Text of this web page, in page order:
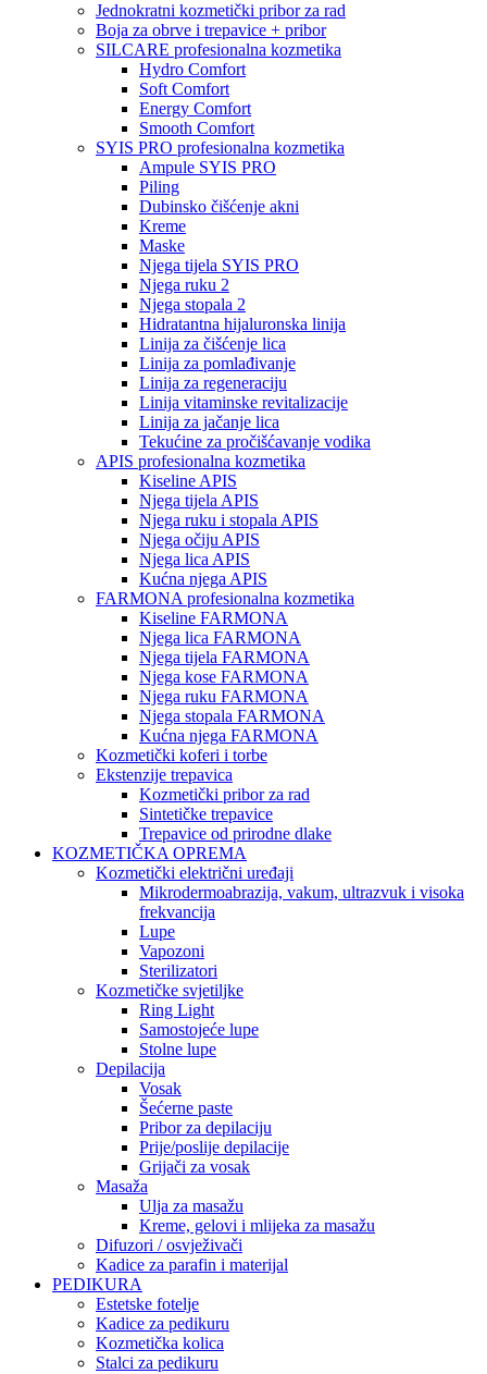
Jednokratni kozmetički pribor za rad
Boja za obrve i trepavice + pribor
SILCARE profesionalna kozmetika
Hydro Comfort
Soft Comfort
Energy Comfort
Smooth Comfort
SYIS PRO profesionalna kozmetika
Ampule SYIS PRO
Piling
Dubinsko čišćenje akni
Kreme
Maske
Njega tijela SYIS PRO
Njega ruku 2
Njega stopala 2
Hidratantna hijaluronska linija
Linija za čišćenje lica
Linija za pomlađivanje
Linija za regeneraciju
Linija vitaminske revitalizacije
Linija za jačanje lica
Tekućine za pročišćavanje vodika
APIS profesionalna kozmetika
Kiseline APIS
Njega tijela APIS
Njega ruku i stopala APIS
Njega očiju APIS
Njega lica APIS
Kućna njega APIS
FARMONA profesionalna kozmetika
Kiseline FARMONA
Njega lica FARMONA
Njega tijela FARMONA
Njega kose FARMONA
Njega ruku FARMONA
Njega stopala FARMONA
Kućna njega FARMONA
Kozmetički koferi i torbe
Ekstenzije trepavica
Kozmetički pribor za rad
Sintetičke trepavice
Trepavice od prirodne dlake
KOZMETIČKA OPREMA
Kozmetički električni uređaji
Mikrodermoabrazija, vakum, ultrazvuk i visoka
frekvancija
Lupe
Vapozoni
Sterilizatori
Kozmetičke svjetiljke
Ring Light
Samostojeće lupe
Stolne lupe
Depilacija
Vosak
Šećerne paste
Pribor za depilaciju
Prije/poslije depilacije
Grijači za vosak
Masaža
Ulja za masažu
Kreme, gelovi i mlijeka za masažu
Difuzori / osvježivači
Kadice za parafin i materijal
PEDIKURA
Estetske fotelje
Kadice za pedikuru
Kozmetička kolica
Stalci za pedikuru